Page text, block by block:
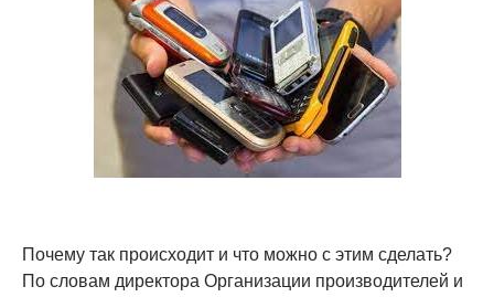
Почему так происходит и что можно с этим сделать?
По словам директора Организации производителей и